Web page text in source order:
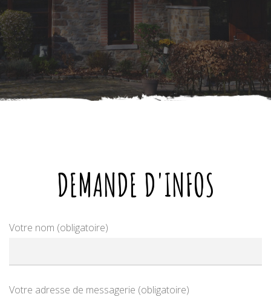
DEMANDE D'INFOS
Votre nom (obligatoire)
Votre adresse de messagerie (obligatoire)